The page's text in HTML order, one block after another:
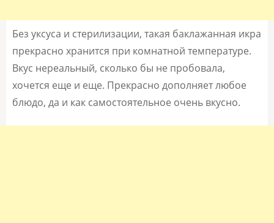
Без уксуса и стерилизации, такая баклажанная икра
прекрасно хранится при комнатной температуре.
Вкус нереальный, сколько бы не пробовала,
хочется еще и еще. Прекрасно дополняет любое
блюдо, да и как самостоятельное очень вкусно.